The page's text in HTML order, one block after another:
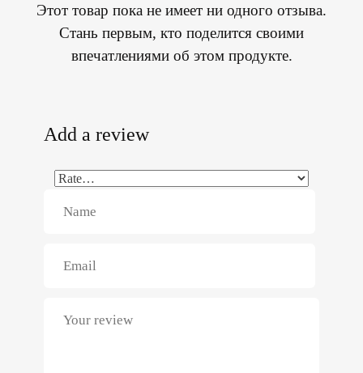
Этот товар пока не имеет ни одного отзыва.
Стань первым, кто поделится своими
впечатлениями об этом продукте.
Add a review